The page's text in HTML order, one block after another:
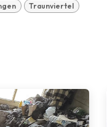
Traunviertel